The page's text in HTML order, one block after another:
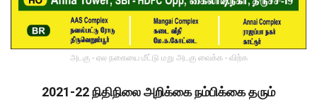
அடகு - ஏல நகையை மீட்டு மறு அடகு வைக்க - விற்க
2021-22 நிதிநிலை அறிக்கை நம்பிக்கை தரும்